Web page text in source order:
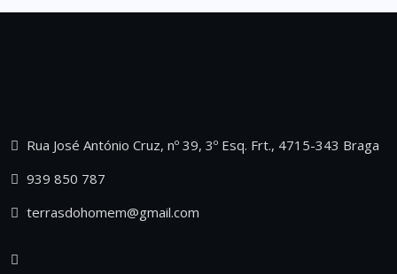
Rua José António Cruz, nº 39, 3º Esq. Frt., 4715-343 Braga
939 850 787
terrasdohomem@gmail.com